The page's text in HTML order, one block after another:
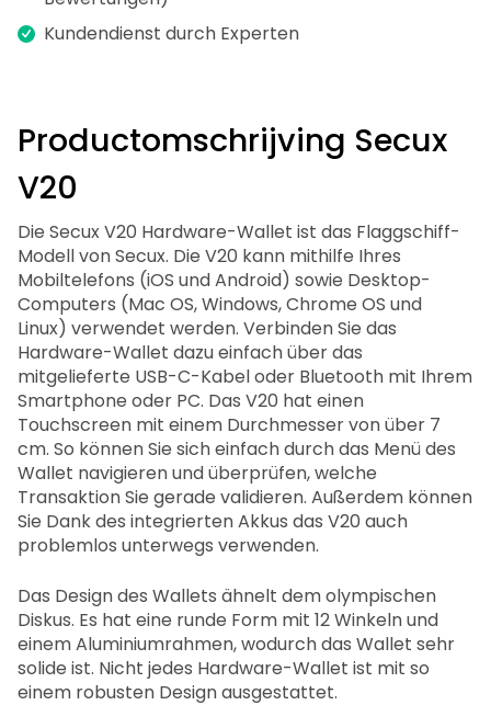
Kundendienst durch Experten
Productomschrijving Secux
V20
Die Secux V20 Hardware-Wallet ist das Flaggschiff-
Modell von Secux. Die V20 kann mithilfe Ihres
Mobiltelefons (iOS und Android) sowie Desktop-
Computers (Mac OS, Windows, Chrome OS und
Linux) verwendet werden. Verbinden Sie das
Hardware-Wallet dazu einfach über das
mitgelieferte USB-C-Kabel oder Bluetooth mit Ihrem
Smartphone oder PC. Das V20 hat einen
Touchscreen mit einem Durchmesser von über 7
cm. So können Sie sich einfach durch das Menü des
Wallet navigieren und überprüfen, welche
Transaktion Sie gerade validieren. Außerdem können
Sie Dank des integrierten Akkus das V20 auch
problemlos unterwegs verwenden.
Das Design des Wallets ähnelt dem olympischen
Diskus. Es hat eine runde Form mit 12 Winkeln und
einem Aluminiumrahmen, wodurch das Wallet sehr
solide ist. Nicht jedes Hardware-Wallet ist mit so
einem robusten Design ausgestattet.